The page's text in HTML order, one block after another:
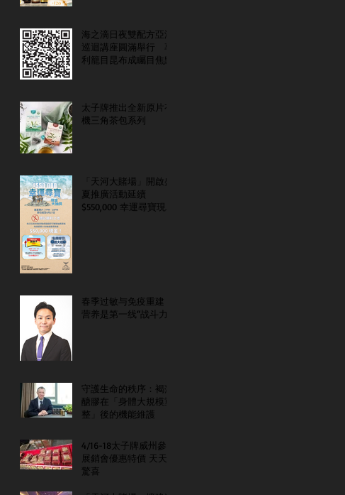
海之滴日夜雙配方亞洲
巡迴講座圓滿舉行 專
利籠目昆布成矚目焦點
太子牌推出全新原片有
機三角茶包系列
「天河大賭場」開啟盛
夏推廣活動延續
$550,000 幸運尋寶現金
春季过敏与免疫重建：
营养是第一线“战斗力”
守護生命的秩序：褐藻
醣膠在「身體大規模重
整」後的機能維護
4/16-18太子牌威州參
展銷會優惠特價 天天
驚喜